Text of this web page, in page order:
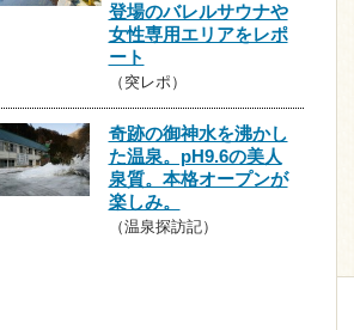
登場のバレルサウナや
女性専用エリアをレポ
ート
（突レポ）
奇跡の御神水を沸かし
た温泉。pH9.6の美人
泉質。本格オープンが
楽しみ。
（温泉探訪記）